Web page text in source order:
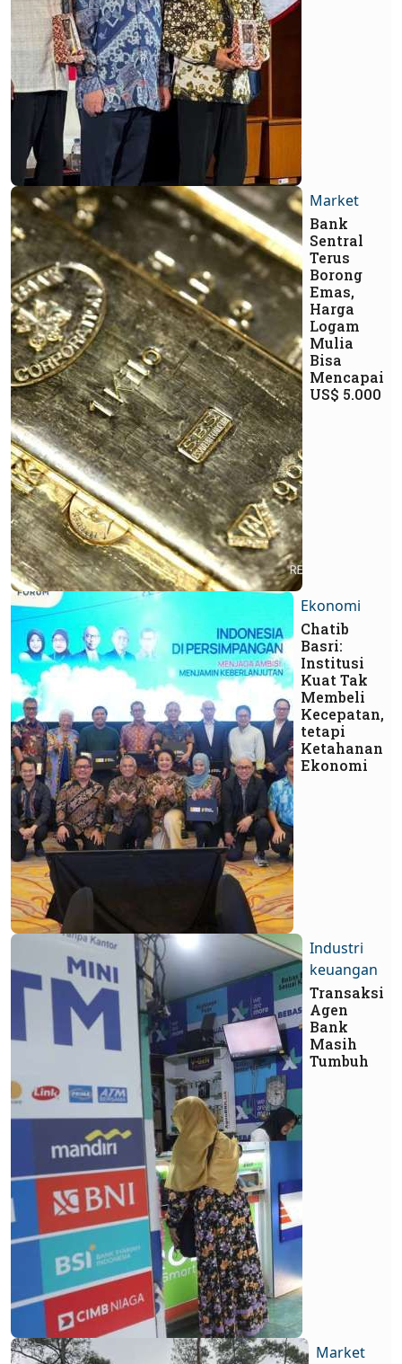
Market
Bank
Sentral
Terus
Borong
Emas,
Harga
Logam
Mulia
Bisa
Mencapai
US$ 5.000
Ekonomi
Chatib
Basri:
Institusi
Kuat Tak
Membeli
Kecepatan,
tetapi
Ketahanan
Ekonomi
Industri
keuangan
Transaksi
Agen
Bank
Masih
Tumbuh
Market